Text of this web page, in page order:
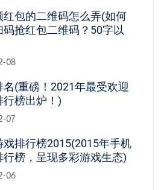
红包的二维码怎么弄(如何
码抢红包二维码？50字以
08
名(重磅！2021年最受欢迎
行榜出炉！)
07
戏排行榜2015(2015年手机
行榜，呈现多彩游戏生态)
06